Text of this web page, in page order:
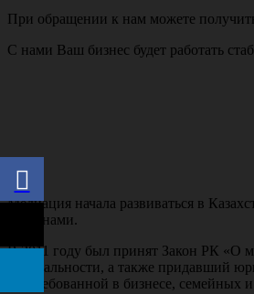
При обращении к нам можете
С нами Ваш бизнес будет работать
Медиация начала развиваться в
сторонами.
В 2011 году был принят Закон РК «О
нейтральности, а также придавший
востребованной в бизнесе, семейных